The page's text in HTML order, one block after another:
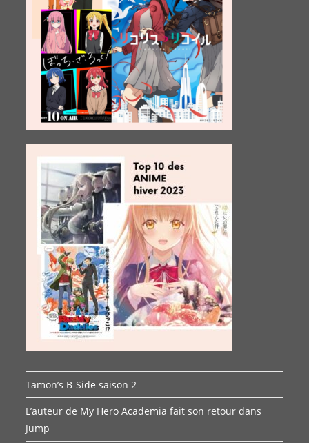
Tamon’s B-Side saison 2
L’auteur de My Hero Academia fait son retour dans
Jump